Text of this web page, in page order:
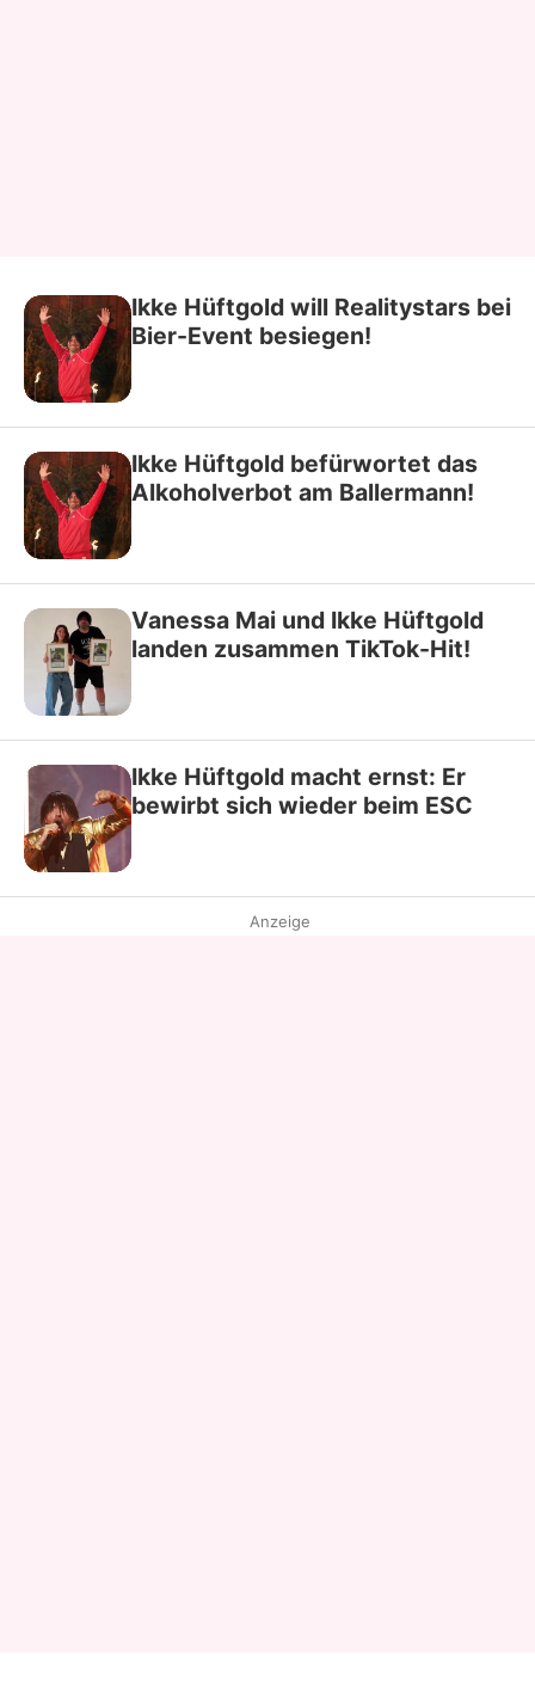
Ikke Hüftgold will Realitystars bei
Bier-Event besiegen!
Ikke Hüftgold befürwortet das
Alkoholverbot am Ballermann!
Vanessa Mai und Ikke Hüftgold
landen zusammen TikTok-Hit!
Ikke Hüftgold macht ernst: Er
bewirbt sich wieder beim ESC
Anzeige